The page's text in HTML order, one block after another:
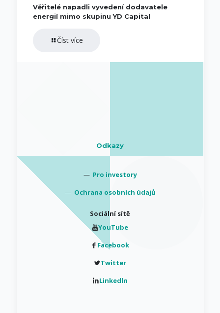
Věřitelé napadli vyvedení dodavatele
energií mimo skupinu YD Capital
Číst více
Odkazy
— Pro investory
— Ochrana osobních údajů
Sociální sítě
YouTube
Facebook
Twitter
Linkedln